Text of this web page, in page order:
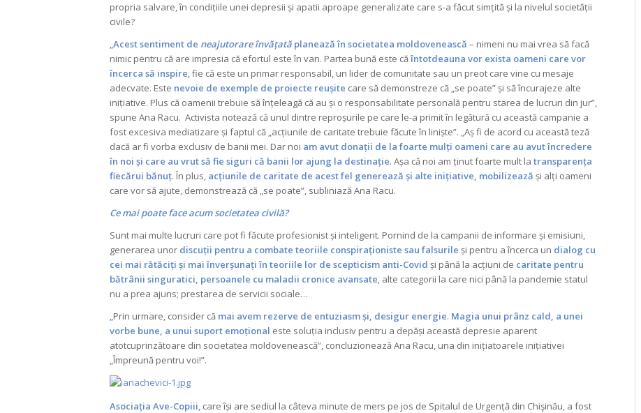
propria salvare, în condițiile unei depresii și apatii aproape generalizate care s-a făcut simțită și la nivelul societății
civile?
„Acest sentiment de neajutorare învățatăplanează în societatea moldovenească – nimeni nu mai vrea să facă
nimic pentru că are impresia că efortul este în van. Partea bună este căîntotdeauna vor exista oameni care vor
încerca să inspire, fie că este un primar responsabil, un lider de comunitate sau un preot care vine cu mesaje
adecvate. Este nevoie de exemple de proiecte reușite care să demonstreze că „se poate” și să încurajeze alte
inițiative. Plus că oamenii trebuie să înțeleagă că au și o responsabilitate personală pentru starea de lucruri din jur”,
spune Ana Racu. Activista notează că unul dintre reproșurile pe care le-a primit în legătură cu această campanie a
fost excesiva mediatizare și faptul că „acțiunile de caritate trebuie făcute în liniște”. „Aș fi de acord cu această teză
dacă ar fi vorba exclusiv de banii mei. Dar noi am avut donații de la foarte mulți oameni care au avut încredere
în noi și care au vrut să fie siguri că banii lor ajung la destinație. Așa că noi am ținut foarte mult la transparența
fiecărui bănuț. În plus, acțiunile de caritate de acest fel generează și alte inițiative, mobilizează și alți oameni
care vor să ajute, demonstrează că „se poate”, subliniază Ana Racu.
Ce mai poate face acum societatea civilă?
Sunt mai multe lucruri care pot fi făcute profesionist și inteligent. Pornind de la campanii de informare și emisiuni,
generarea unor discuții pentru a combate teoriile conspiraționiste sau falsurile și pentru a încerca un dialog cu
cei mai rătăciți și mai înverșunați în teoriile lor de scepticism anti-Covid și până la acțiuni de caritate pentru
bătrânii singuratici, persoanele cu maladii cronice avansate, alte categorii la care nici până la pandemie statul
nu a prea ajuns; prestarea de servicii sociale…
„Prin urmare, consider că mai avem rezerve de entuziasm și, desigur energie. Magia unui prânz cald, a unei
vorbe bune, a unui suport emoțional este soluția inclusiv pentru a depăși această depresie aparent
atotcuprinzătoare din societatea moldovenească”, concluzionează Ana Racu, una din inițiatoarele inițiativei
„Împreună pentru voi!”.
Asociația Ave-Copiii, care își are sediul la câteva minute de mers pe jos de Spitalul de Urgență din Chişinău, a fost